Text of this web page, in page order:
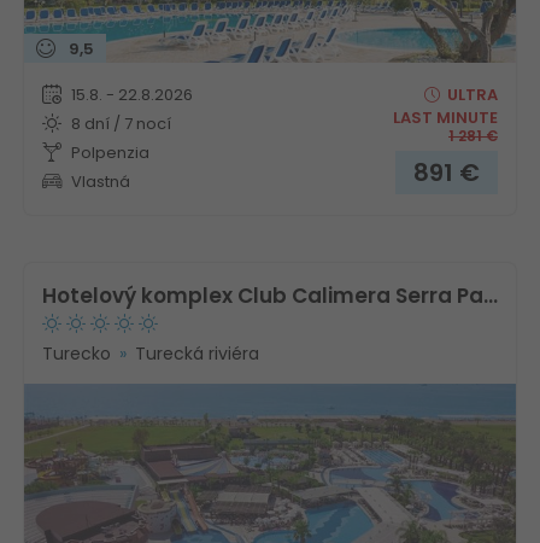
9,5
15.8. - 22.8.2026
8 dní / 7 nocí
Polpenzia
Vlastná
ULTRA
LAST MINUTE
1 281€
891 €
Hotelový komplex Club Calimera Serra Palace
Turecko Turecká riviéra